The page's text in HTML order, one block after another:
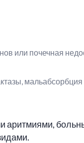
или почечная
мальабсорбция
аритмиями,